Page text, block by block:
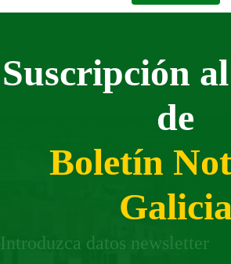
Suscripción
de
Boletín
Galicia
Introduzca datos newsletter